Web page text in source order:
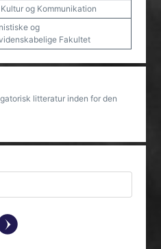
og Kommunikation
og
Fakultet
litteratur inden for den